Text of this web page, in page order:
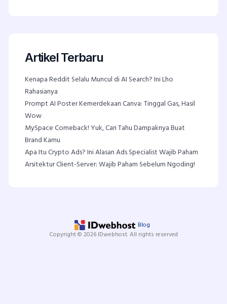
Artikel Terbaru
Kenapa Reddit Selalu Muncul di AI Search? Ini Lho
Rahasianya
Prompt AI Poster Kemerdekaan Canva: Tinggal Gas, Hasil
Wow
MySpace Comeback! Yuk, Cari Tahu Dampaknya Buat
Brand Kamu
Apa Itu Crypto Ads? Ini Alasan Ads Specialist Wajib Paham
Arsitektur Client-Server: Wajib Paham Sebelum Ngoding!
Blog
Copyright © 2026 IDwebhost. All rights reserved